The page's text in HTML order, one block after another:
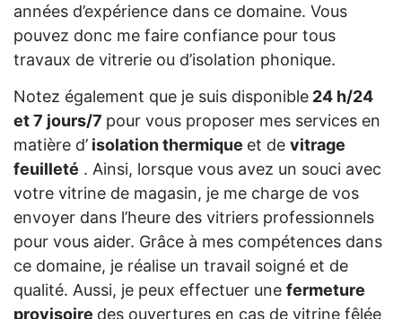
années d’expérience dans ce domaine. Vous
pouvez donc me faire confiance pour tous
travaux de vitrerie ou d’isolation phonique.
Notez également que je suis disponible 24 h/24
et 7 jours/7 pour vous proposer mes services en
matière d’ isolation thermique et de vitrage
feuilleté . Ainsi, lorsque vous avez un souci avec
votre vitrine de magasin, je me charge de vos
envoyer dans l’heure des vitriers professionnels
pour vous aider. Grâce à mes compétences dans
ce domaine, je réalise un travail soigné et de
qualité. Aussi, je peux effectuer une fermeture
provisoire des ouvertures en cas de vitrine fêlée